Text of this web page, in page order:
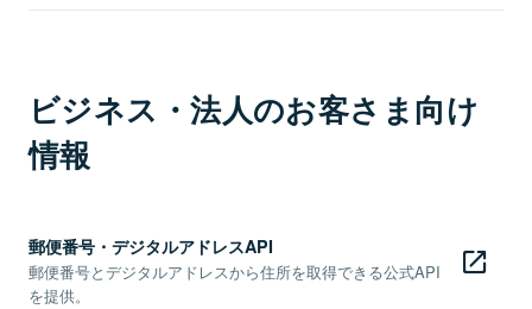
ビジネス・法人のお客さま向け
情報
郵便番号・デジタルアドレスAPI
郵便番号とデジタルアドレスから住所を取得できる公式API
を提供。